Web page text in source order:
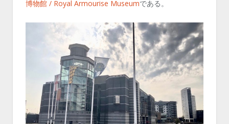
博物館 / Royal Armourise Museumである。